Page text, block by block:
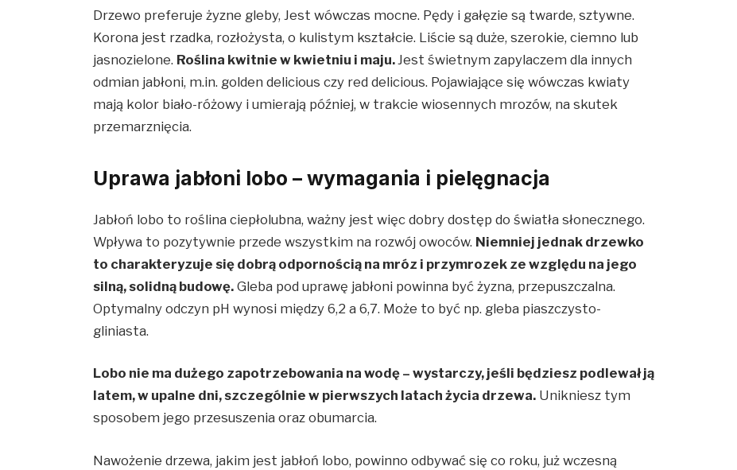
Drzewo preferuje żyzne gleby, Jest wówczas mocne. Pędy i gałęzie są twarde, sztywne.
Korona jest rzadka, rozłożysta, o kulistym kształcie. Liście są duże, szerokie, ciemno lub
jasnozielone. Roślina kwitnie w kwietniu i maju. Jest świetnym zapylaczem dla innych
odmian jabłoni, m.in. golden delicious czy red delicious. Pojawiające się wówczas kwiaty
mają kolor biało-różowy i umierają później, w trakcie wiosennych mrozów, na skutek
przemarznięcia.
Uprawa jabłoni lobo – wymagania i pielęgnacja
Jabłoń lobo to roślina ciepłolubna, ważny jest więc dobry dostęp do światła słonecznego.
Wpływa to pozytywnie przede wszystkim na rozwój owoców. Niemniej jednak drzewko
to charakteryzuje się dobrą odpornością na mróz i przymrozek ze względu na jego
silną, solidną budowę. Gleba pod uprawę jabłoni powinna być żyzna, przepuszczalna.
Optymalny odczyn pH wynosi między 6,2 a 6,7. Może to być np. gleba piaszczysto-
gliniasta.
Lobo nie ma dużego zapotrzebowania na wodę – wystarczy, jeśli będziesz podlewał ją
latem, w upalne dni, szczególnie w pierwszych latach życia drzewa. Unikniesz tym
sposobem jego przesuszenia oraz obumarcia.
Nawożenie drzewa, jakim jest jabłoń lobo, powinno odbywać się co roku, już wczesną